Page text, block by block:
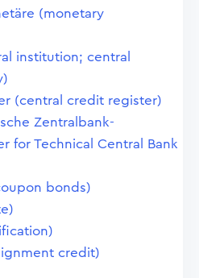
(monetary
institution; central
(central credit register)
Zentralbank-
for Technical Central Bank
bonds)
credit)